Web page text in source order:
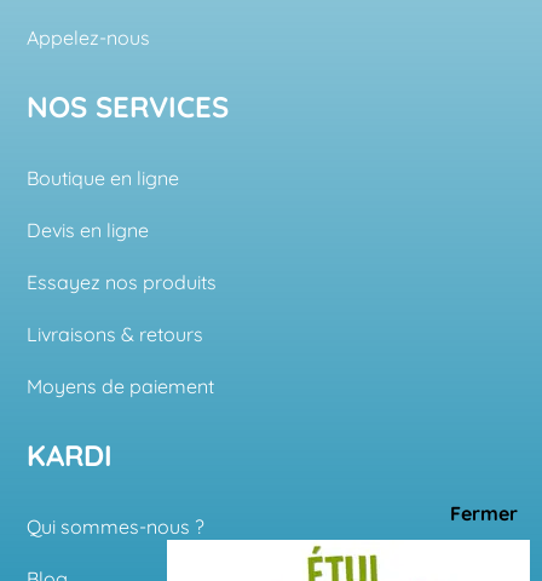
Appelez-nous
NOS SERVICES
Boutique en ligne
Devis en ligne
Essayez nos produits
Livraisons & retours
Moyens de paiement
KARDI
Qui sommes-nous ?